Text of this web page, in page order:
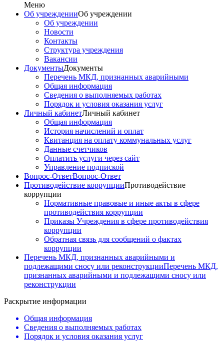
Меню
Об учрежденииОб учреждении
Об учреждении
Новости
Контакты
Структура учреждения
Вакансии
ДокументыДокументы
Перечень МКД, признанных аварийными
Общая информация
Сведения о выполняемых работах
Порядок и условия оказания услуг
Личный кабинетЛичный кабинет
Общая информация
История начислений и оплат
Квитанция на оплату коммунальных услуг
Данные счетчиков
Оплатить услуги через сайт
Управление подпиской
Вопрос-ОтветВопрос-Ответ
Противодействие коррупцииПротиводействие
коррупции
Нормативные правовые и иные акты в сфере
противодействия коррупции
Приказы Учреждения в сфере противодействия
коррупции
Обратная связь для сообщений о фактах
коррупции
Перечень МКД, признанных аварийными и
подлежащими сносу или реконструкцииПеречень МКД,
признанных аварийными и подлежащими сносу или
реконструкции
Раскрытие информации
Общая информация
Сведения о выполняемых работах
Порядок и условия оказания услуг